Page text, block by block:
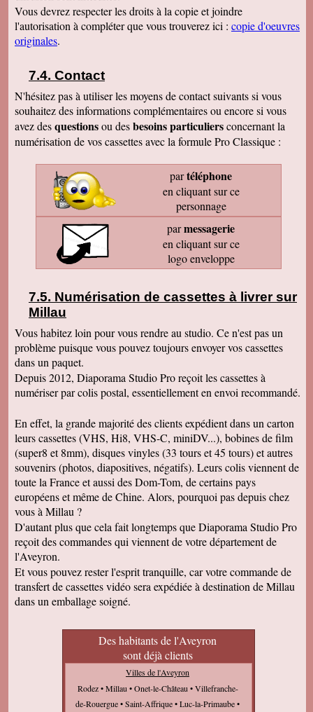
Vous devrez respecter les droits à la copie et joindre
l'autorisation à compléter que vous trouverez ici : copie d'oeuvres
originales.
Contact
N'hésitez pas à utiliser les moyens de contact suivants si vous
souhaitez des informations complémentaires ou encore si vous
avez desquestionsou desbesoins particuliersconcernant la
numérisation de vos cassettes avec la formule Pro Classique :
partéléphone
en cliquant sur ce
personnage
parmessagerie
en cliquant sur ce
logo enveloppe
Numérisation de cassettes à livrer sur
Millau
Vous habitez loin pour vous rendre au studio. Ce n'est pas un
problème puisque vous pouvez toujours envoyer vos cassettes
dans un paquet.
Depuis 2012, Diaporama Studio Pro reçoit les cassettes à
numériser par colis postal, essentiellement en envoi recommandé.
En effet, la grande majorité des clients expédient dans un carton
leurs cassettes (VHS, Hi8, VHS-C, miniDV...), bobines de film
(super8 et 8mm), disques vinyles (33 tours et 45 tours) et autres
souvenirs (photos, diapositives, négatifs). Leurs colis viennent de
toute la France et aussi des Dom-Tom, de certains pays
européens et même de Chine. Alors, pourquoi pas depuis chez
vous à Millau ?
D'autant plus que cela fait longtemps que Diaporama Studio Pro
reçoit des commandes qui viennent de votre département de
l'Aveyron.
Et vous pouvez rester l'esprit tranquille, car votre commande de
transfert de cassettes vidéo sera expédiée à destination de Millau
dans un emballage soigné.
Des habitants de l'Aveyron
sont déjà clients
Villes de l'Aveyron
Rodez • Millau • Onet-le-Château • Villefranche-
de-Rouergue • Saint-Affrique • Luc-la-Primaube •